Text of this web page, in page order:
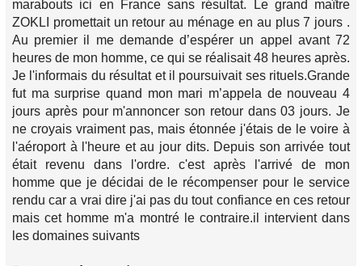
marabouts ici en France sans résultat. Le grand maître
ZOKLI promettait un retour au ménage en au plus 7 jours .
Au premier il me demande d’espérer un appel avant 72
heures de mon homme, ce qui se réalisait 48 heures après.
Je l'informais du résultat et il poursuivait ses rituels.Grande
fut ma surprise quand mon mari m’appela de nouveau 4
jours après pour m'annoncer son retour dans 03 jours. Je
ne croyais vraiment pas, mais étonnée j'étais de le voire à
l'aéroport à l'heure et au jour dits. Depuis son arrivée tout
était revenu dans l'ordre. c'est après l'arrivé de mon
homme que je décidai de le récompenser pour le service
rendu car a vrai dire j'ai pas du tout confiance en ces retour
mais cet homme m'a montré le contraire.il intervient dans
les domaines suivants